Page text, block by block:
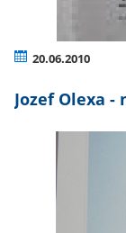
20.06.2010
Jozef Olexa